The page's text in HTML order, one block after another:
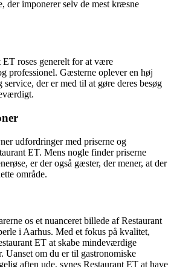
der imponerer selv de mest kræsne
ET roses generelt for at være
professionel. Gæsterne oplever en høj
der er med til at gøre deres besøg
udfordringer med priserne og
ET. Mens nogle finder priserne
er der også gæster, der mener, at der
område.
os et nuanceret billede af Restaurant
i Aarhus. Med et fokus på kvalitet,
ET at skabe mindeværdige
Uanset om du er til gastronomiske
aften ude, synes Restaurant ET at have